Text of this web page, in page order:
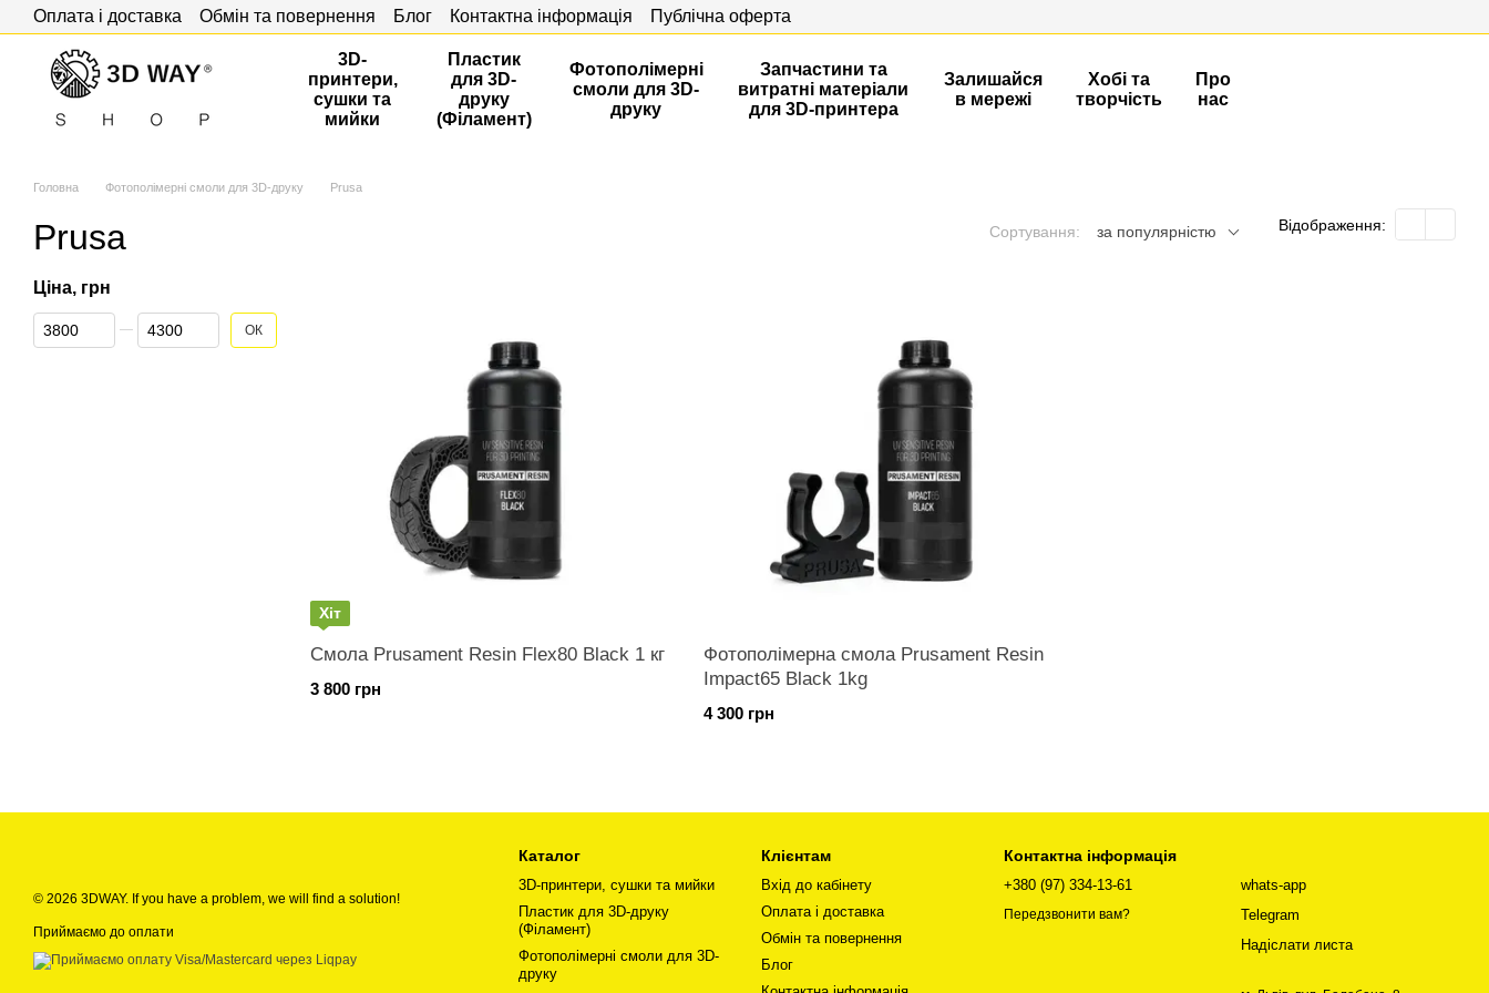
Перейти до основного контенту
Оплата і доставка Обмін та повернення Блог Контактна інформація Публічна оферта
3D-
принтери,
сушки та
мийки
Пластик
для 3D-
друку
(Філамент)
Фотополімерні
смоли для 3D-
друку
Запчастини та
витратні матеріали
для 3D-принтера
Залишайся
в мережі
Хобі та
творчість
Про
нас
Головна Фотополімерні смоли для 3D-друку Prusa
Prusa Сортування: за популярністю Відображення:
Хіт
Смола Prusament Resin Flex80 Black 1 кг
3 800 грн
Фотополімерна смола Prusament Resin
Impact65 Black 1kg
4 300 грн
Ціна, грн
Від Ціна, грн
До Ціна, грн ОК
© 2026 3DWAY. If you have a problem, we will find a solution!
Приймаємо до оплати
Каталог
3D-принтери, сушки та мийки
Пластик для 3D-друку
(Філамент)
Фотополімерні смоли для 3D-
друку
Клієнтам
Вхід до кабінету
Оплата і доставка
Обмін та повернення
Блог
Контактна інформація
+380 (97) 334-13-61
Передзвонити вам?
whats-app
Telegram
Надіслати листа